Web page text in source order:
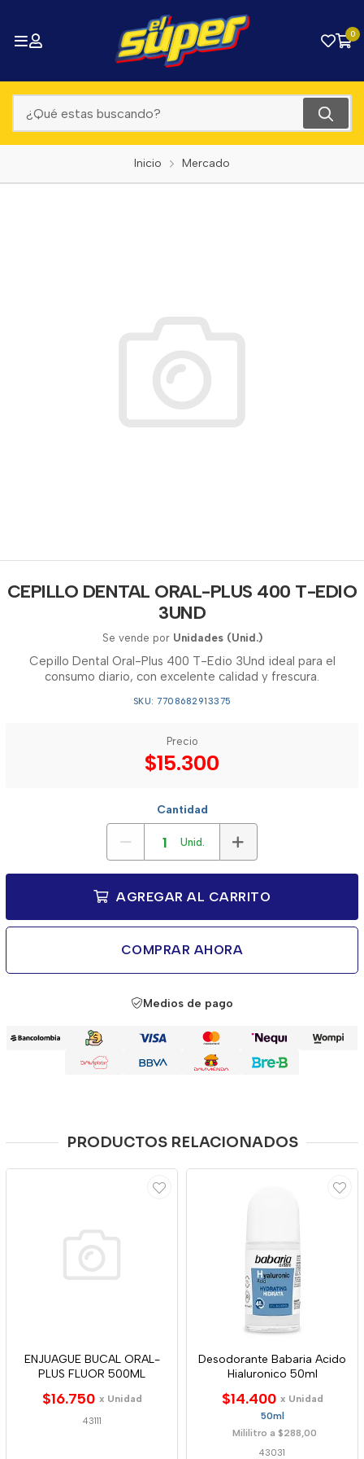
0
Inicio Mercado
CEPILLO DENTAL ORAL-PLUS 400 T-EDIO
3UND
Se vende por Unidades (Unid.)
Cepillo Dental Oral-Plus 400 T-Edio 3Und ideal para el
consumo diario, con excelente calidad y frescura.
SKU: 7708682913375
Precio
$15.300
Cantidad
Unid.
AGREGAR AL CARRITO
COMPRAR AHORA
Medios de pago
PRODUCTOS RELACIONADOS
ENJUAGUE BUCAL ORAL-
PLUS FLUOR 500ML
$16.750 x Unidad
43111
Desodorante Babaria Acido
Hialuronico 50ml
$14.400 x Unidad
50ml
Mililitro a $288,00
43031